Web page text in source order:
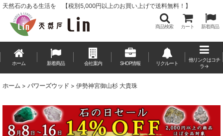
天然石のある生活を 【税別5,000円以上のお買い上げで送料無料！】
商品検索 カート 新着商品
ホーム 新着商品 会社案内 SHOP情報 リクルート
他リンクはコチ
ラ→
ホーム > パワーズウッド > 伊勢神宮御山杉 大貴珠